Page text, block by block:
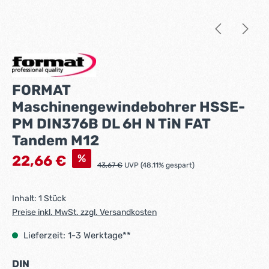
FORMAT
Maschinengewindebohrer HSSE-
PM DIN376B DL 6H N TiN FAT
Tandem M12
Verkaufspreis:
22,66 € % Regulärer Preis:
43,67 € UVP (48.11% gespart)
Inhalt: 1 Stück
Preise inkl. MwSt. zzgl. Versandkosten
Lieferzeit: 1-3 Werktage**
DIN